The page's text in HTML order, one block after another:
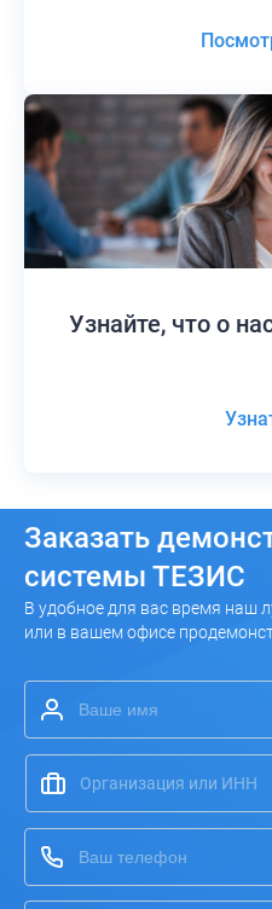
Узнайте,что о
Заказать
системы ТЕЗИС
В удобное для вас время наш
или в вашем офисе